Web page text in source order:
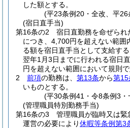
した額とする。
(平23条例20・全改、平
(宿日直手当)
第16条の2
宿日直勤務を命ぜられ
につき、4,700円を超えない範囲
る額を宿日直手当として支給する
翌年1月3日までに行われる宿日
円を超えない範囲において規則で
2
前項の勤務は、 第13条から第15
いものとする。
(平30条例41・令8条例3・
(管理職員特別勤務手当)
第16条の3
管理職員が臨時又は
運営の必要により休暇等条例第3